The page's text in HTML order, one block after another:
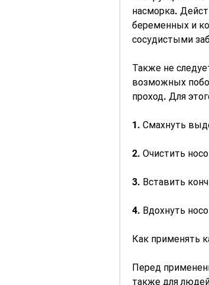
насморка.
беременных и
сосудистыми
Также не
возможных
проход. Для
1. Смахнуть
2. Очистить
3. Вставить
4. Вдохнуть
Как применять
Перед
также для